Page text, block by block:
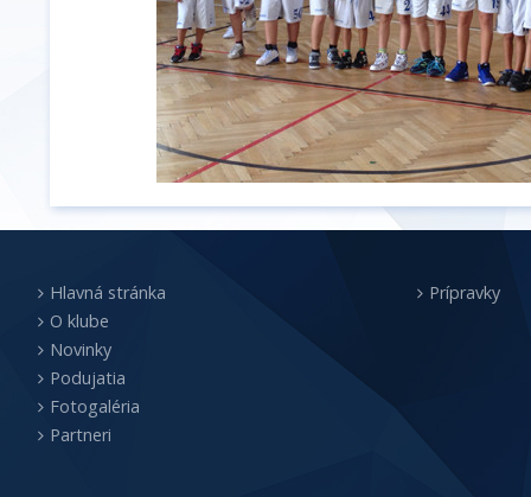
Hlavná stránka
O klube
Novinky
Podujatia
Fotogaléria
Partneri
Prípravky